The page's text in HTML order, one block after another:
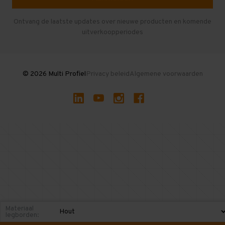
Gebruikte entresolvloeren
Ontvang de laatste updates over nieuwe producten en komende
uitverkoopperiodes
© 2026 Multi ProfielPrivacy beleidAlgemene voorwaarden
Materiaal
legborden: